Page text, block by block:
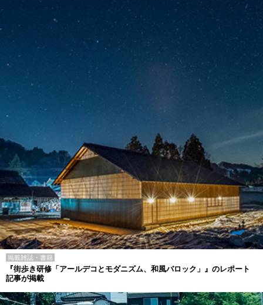
掲載雑誌・書籍
『街歩き研修「アールデコとモダニズム、和風バロック」』のレポート
記事が掲載